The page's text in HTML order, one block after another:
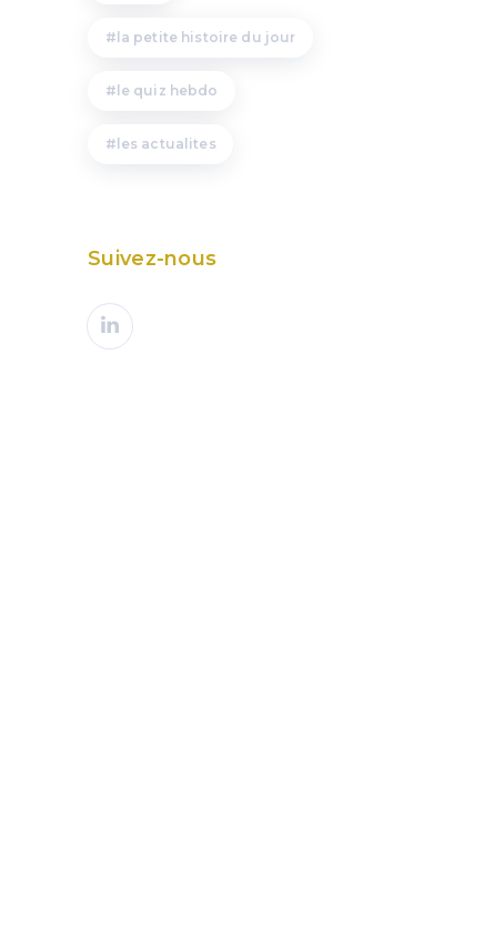
la petite histoire du jour
le quiz hebdo
les actualites
Suivez-nous